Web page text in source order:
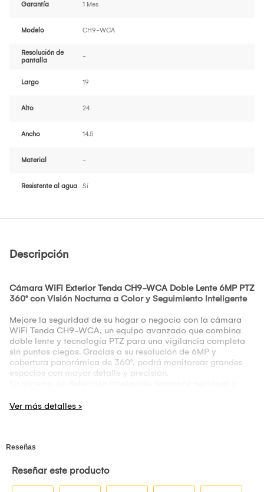
Garantía 1 Mes
Modelo CH9-WCA
Resolución de
pantalla
-
Largo 19
Alto 24
Ancho 14.5
Material -
Resistente al agua Sí
Descripción
Cámara WiFi Exterior Tenda CH9-WCA Doble Lente 6MP PTZ
360° con Visión Nocturna a Color y Seguimiento Inteligente
Mejore la seguridad de su hogar o negocio con la cámara
WiFi Tenda CH9-WCA, un equipo avanzado que combina
doble lente y tecnología PTZ para una vigilancia completa
sin puntos ciegos. Gracias a su resolución de 6MP y
cobertura panorámica de 360°, podrá monitorear grandes
espacios con mayor detalle y precisión.
mantener el objetivo siempre en vista. Esto permite una
tradicionales. Además, incorpora audio bidireccional para
y sonido que ayuda a disuadir intrusos.
polvo, asegurando un funcionamiento confiable en diferentes